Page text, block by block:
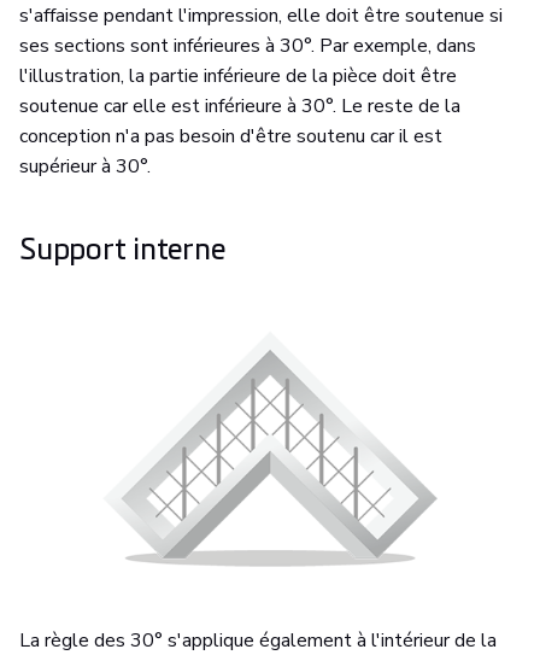
s'affaisse pendant l'impression, elle doit être soutenue si
ses sections sont inférieures à 30°. Par exemple, dans
l'illustration, la partie inférieure de la pièce doit être
soutenue car elle est inférieure à 30°. Le reste de la
conception n'a pas besoin d'être soutenu car il est
supérieur à 30°.
Support interne
La règle des 30° s'applique également à l'intérieur de la